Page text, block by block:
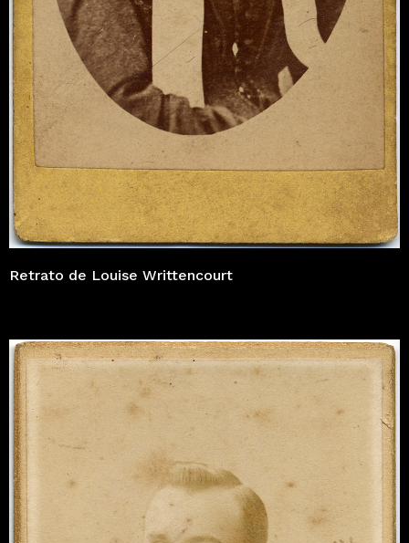
Retrato de Louise Writtencourt